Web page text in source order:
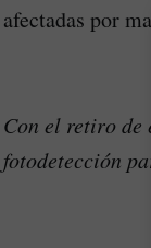
afectadas por
Con el retiro de
fotodetección